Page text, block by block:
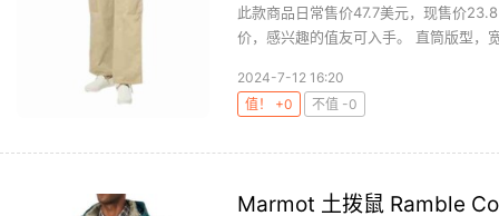
此款商品日常售价47.7美元，现售价
价，感兴趣的值友可入手。 直筒版型，
2024-7-12 16:20
值！ +0
不值 -0
Marmot 土拨鼠 Ramble